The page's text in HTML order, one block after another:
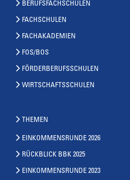
BERUFSFACHSCHULEN
FACHSCHULEN
FACHAKADEMIEN
FOS/BOS
FÖRDERBERUFSSCHULEN
WIRTSCHAFTSSCHULEN
THEMEN
EINKOMMENSRUNDE 2026
RÜCKBLICK BBK 2025
EINKOMMENSRUNDE 2023